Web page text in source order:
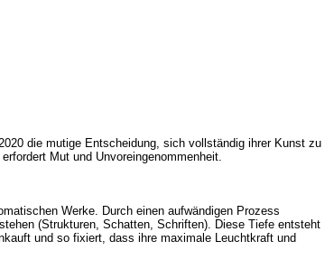
die mutige Entscheidung, sich vollständig ihrer Kunst zu
Mut und Unvoreingenommenheit.
Werke. Durch einen aufwändigen Prozess
(Strukturen, Schatten, Schriften). Diese Tiefe entsteht
und so fixiert, dass ihre maximale Leuchtkraft und